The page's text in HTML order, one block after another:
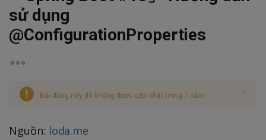
sử dụng
@ConfigurationProperties
Bài đăng này đã không được cập nhật trong 7 năm
Nguồn: loda.me